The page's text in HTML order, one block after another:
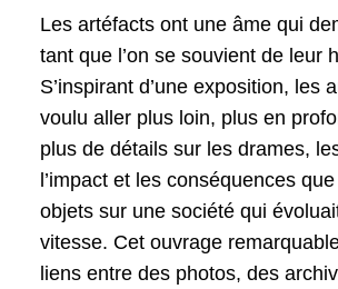
Les artéfacts ont une âme qui
tant que l’on se souvient de leur
S’inspirant d’une exposition, les
voulu aller plus loin, plus en
plus de détails sur les drames,
l’impact et les conséquences
objets sur une société qui
vitesse. Cet ouvrage
liens entre des photos, des